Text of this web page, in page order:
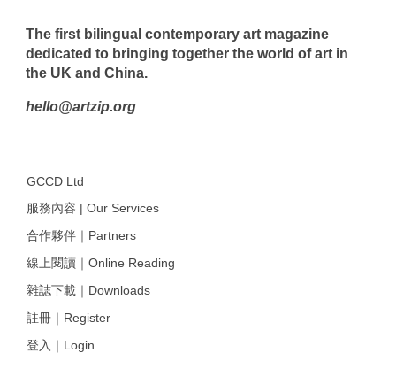
The first bilingual contemporary art magazine
dedicated to bringing together the world of art in
the UK and China.
hello@artzip.org
GCCD Ltd
服務內容 | Our Services
合作夥伴｜Partners
線上閱讀｜Online Reading
雜誌下載｜Downloads
註冊｜Register
登入｜Login